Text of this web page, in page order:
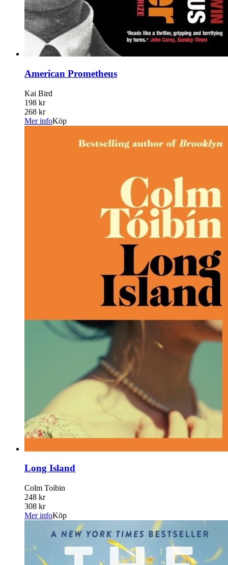
American Prometheus
Kai Bird
198 kr
268 kr
Mer infoKöp
Long Island
Colm Toibin
248 kr
308 kr
Mer infoKöp